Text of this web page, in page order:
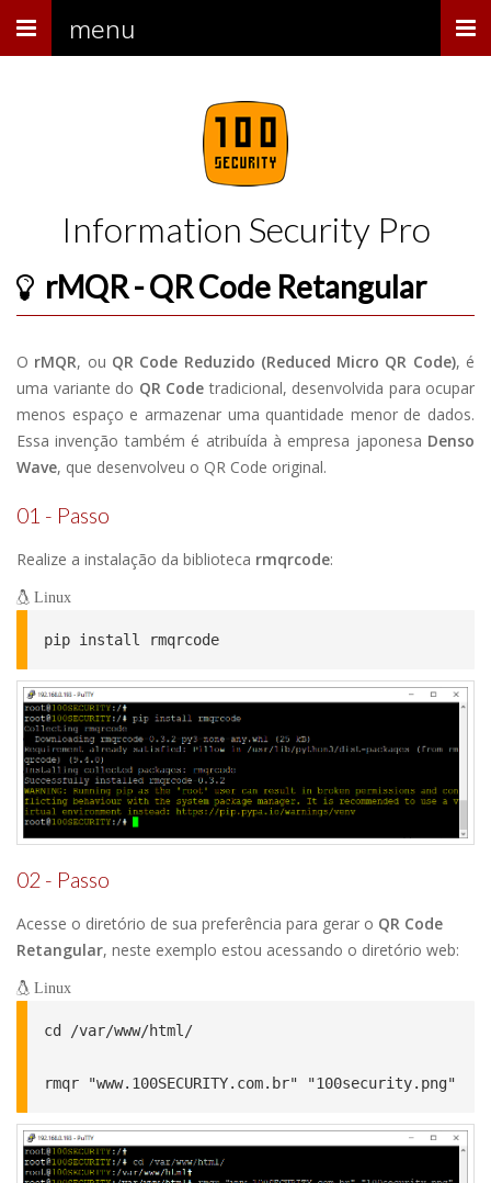
Menu menu
Information Security Pro
rMQR - QR Code Retangular
O rMQR, ou QR Code Reduzido (Reduced Micro QR Code), é
uma variante do QR Code tradicional, desenvolvida para ocupar
menos espaço e armazenar uma quantidade menor de dados.
Essa invenção também é atribuída à empresa japonesa Denso
Wave, que desenvolveu o QR Code original.
01 - Passo
Realize a instalação da biblioteca rmqrcode:
Linux
pip install rmqrcode
02 - Passo
Acesse o diretório de sua preferência para gerar o QR Code
Retangular, neste exemplo estou acessando o diretório web:
Linux
cd /var/www/html/
rmqr "www.100SECURITY.com.br" "100security.png"